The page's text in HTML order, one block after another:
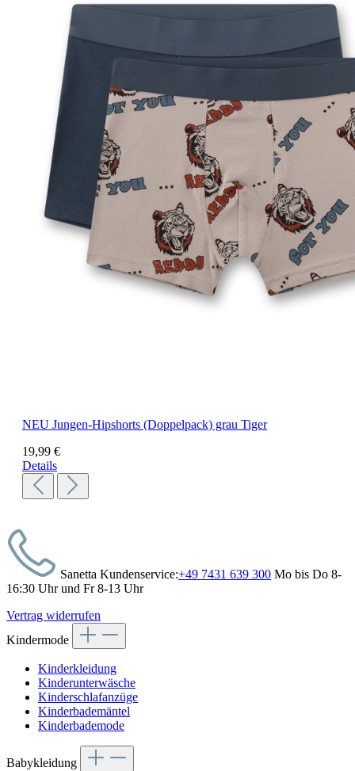
NEU Jungen-Hipshorts (Doppelpack) grau Tiger
19,99 €
Details
Sanetta Kundenservice:+49 7431 639 300 Mo bis Do 8-
16:30 Uhr und Fr 8-13 Uhr
Vertrag widerrufen
Kindermode
Kinderkleidung
Kinderunterwäsche
Kinderschlafanzüge
Kinderbademäntel
Kinderbademode
Babykleidung